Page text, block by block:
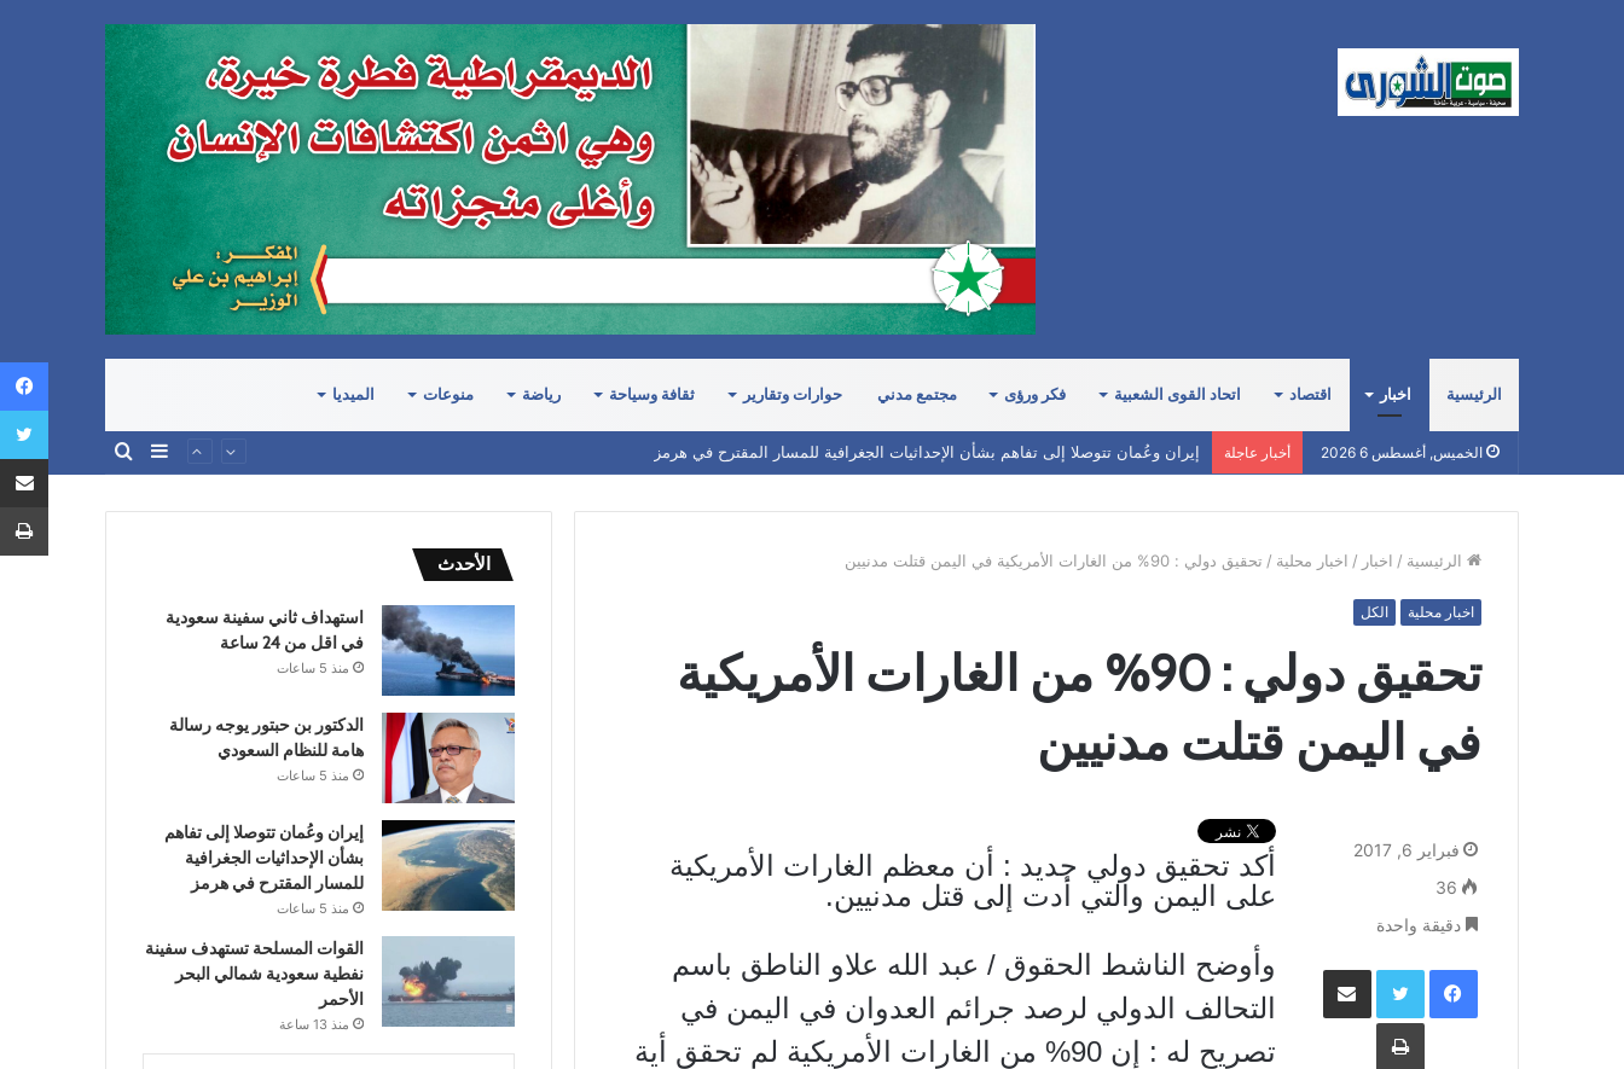
الرئيسية اخبار اقتصاد اتحاد القوى الشعبية فكر ورؤى مجتمع مدني حوارات وتقارير ثقافة وسياحة رياضة منوعات الميديا
الخميس, أغسطس 6 2026 أخبار عاجلة القوات المسلحة تستهدف سفينة نفطية سعودية شمالي البحر الأحمر
إضافة
الرئيسية / اخبار / اخبار محلية / تحقيق دولي : 90% من الغارات الأمريكية في اليمن قتلت مدنيين
اخبار محلية الكل
تحقيق دولي : 90% من الغارات الأمريكية
في اليمن قتلت مدنيين
أكد تحقيق دولي جديد : أن معظم الغارات الأمريكية
على اليمن والتي أدت إلى قتل مدنيين.
وأوضح الناشط الحقوق / عبد الله علاو الناطق باسم
التحالف الدولي لرصد جرائم العدوان في اليمن في
تصريح له : إن 90% من الغارات الأمريكية لم تحقق أية
فبراير 6, 2017
36
دقيقة واحدة
فيسبوك تويتر
طباعة
الأحدث
استهداف ثاني سفينة سعودية
في اقل من 24 ساعة
منذ 5 ساعات
الدكتور بن حبتور يوجه رسالة
هامة للنظام السعودي
منذ 5 ساعات
إيران وعُمان تتوصلا إلى تفاهم
بشأن الإحداثيات الجغرافية
للمسار المقترح في هرمز
منذ 5 ساعات
القوات المسلحة تستهدف سفينة
نفطية سعودية شمالي البحر
الأحمر
منذ 13 ساعة